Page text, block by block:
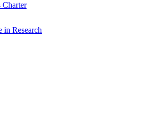
Charter
in Research